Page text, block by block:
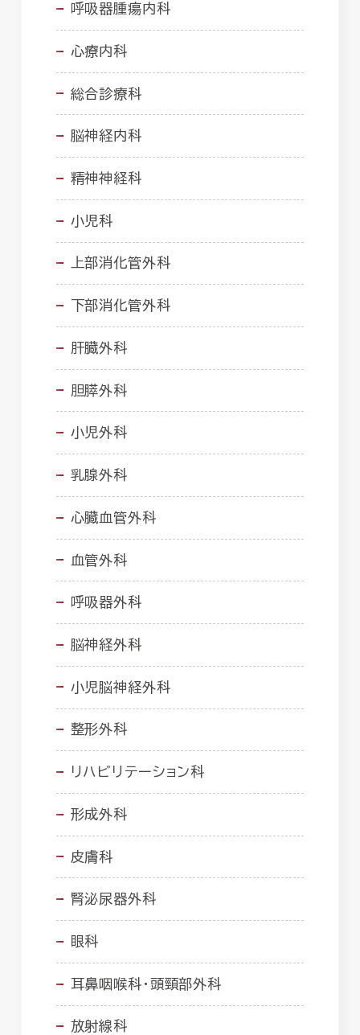
呼吸器腫瘍内科
心療内科
総合診療科
脳神経内科
精神神経科
小児科
上部消化管外科
下部消化管外科
肝臓外科
胆膵外科
小児外科
乳腺外科
心臓血管外科
血管外科
呼吸器外科
脳神経外科
小児脳神経外科
整形外科
リハビリテーション科
形成外科
皮膚科
腎泌尿器外科
眼科
耳鼻咽喉科・頭頸部外科
放射線科